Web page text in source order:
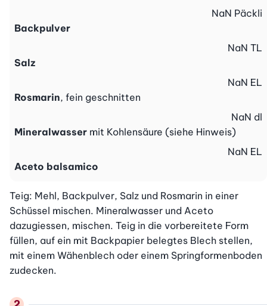
Backpulver
NaN Päckli
Salz
NaN TL
Rosmarin, fein geschnitten
NaN EL
Mineralwasser mit Kohlensäure (siehe Hinweis)
NaN dl
Aceto balsamico
NaN EL
Teig: Mehl, Backpulver, Salz und Rosmarin in einer
Schüssel mischen. Mineralwasser und Aceto
dazugiessen, mischen. Teig in die vorbereitete Form
füllen, auf ein mit Backpapier belegtes Blech stellen,
mit einem Wähenblech oder einem Springformenboden
zudecken.